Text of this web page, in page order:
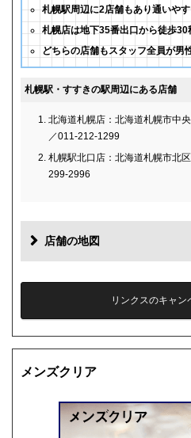
札幌駅周辺に2店舗もあり通いや
札幌店は地下35番出口から徒歩30
どちらの店舗もスタッフ全員が男
札幌駅・すすきの駅周辺にある店舗
北海道札幌店：北海道札幌市中
／011-212-1299
札幌駅北口店：北海道札幌市北
299-2996
店舗の地図
リンクスのキャン
メンズクリア